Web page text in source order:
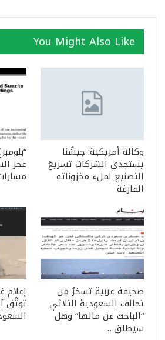
You Might Also Like
وكالة أمريكية: جيشُنا
يستجدي الشركات تسريعَ
التصنيع لملء مخزوناته
الفارغة
عجز
صحيفة عربية تسخرُ من
تحالف السعودية الثلاثي
“الباحث عن مالها” وهل
سيطلق…
توثّق